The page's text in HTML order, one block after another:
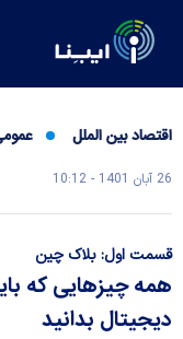
اقتصاد بین الملل
26 آبان 1401 - 10:12
قسمت اول: بلاک چین
همه چیز‌هایی که
دیجیتال بدانید